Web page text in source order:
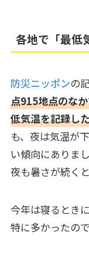
各地で「最低
防災ニッポンの
点915地点のな
低気温を記録し
も、夜は気温が
い傾向にありま
夜も暑さが続く
今年は寝るとき
特に多かったの